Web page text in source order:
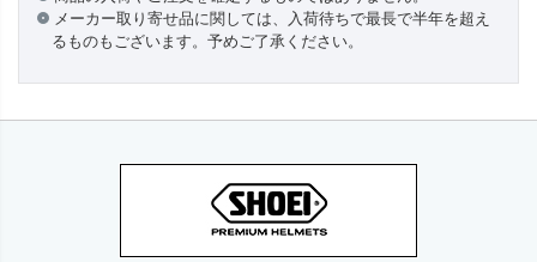
メーカー取り寄せ品に関しては、入荷待ちで最長で半年を超え
るものもございます。予めご了承ください。